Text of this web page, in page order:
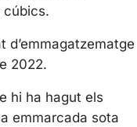
c
n
cúbics.
2022.
hi ha hagut els
emmarcada sota